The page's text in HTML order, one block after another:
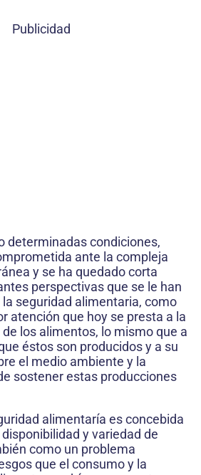
Publicidad
determinadas condiciones,
ante la compleja
y se ha quedado corta
perspectivas que se le han
seguridad alimentaria, como
atención que hoy se presta a la
los alimentos, lo mismo que a
éstos son producidos y a su
el medio ambiente y la
sostener estas producciones
alimentaría es concebida
y variedad de
como un problema
que el consumo y la